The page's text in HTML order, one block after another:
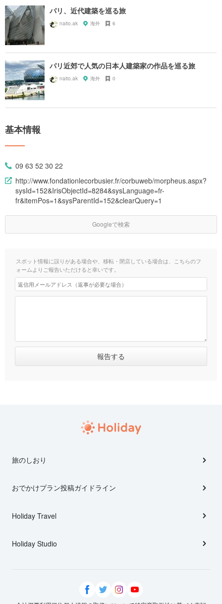
パリ、近代建築を巡る旅
naito.ak 海外 6
パリ近郊で人気の日本人建築家の作品を巡る旅
naito.ak 海外 0
基本情報
09 63 52 30 22
http://www.fondationlecorbusier.fr/corbuweb/morpheus.aspx?
sysId=152&IrisObjectId=8284&sysLanguage=fr-
fr&itemPos=1&sysParentId=152&clearQuery=1
Googleで検索
スポット情報に誤りがある場合や、移転・閉店している場合は、こちらのフ
ォームよりご報告いただけると幸いです。
旅のしおり
おでかけプラン投稿ガイドライン
Holiday Travel
Holiday Studio